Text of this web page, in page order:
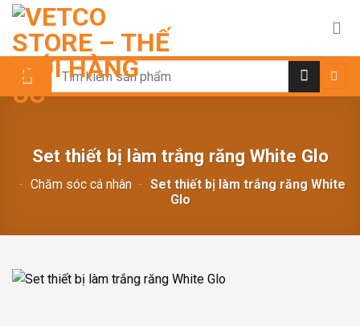
Chuyển
đến
nội
dung
Search
Set thiết bị làm trắng răng White Glo
- Chăm sóc cá nhân - Set thiết bị làm trắng răng White
Glo